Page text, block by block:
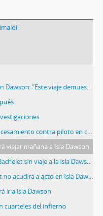
demuestra que triunfamos sobre la adversidad"
contra piloto en caso de DD.HH
viajar mañana a Isla Dawson
sin viaje a la isla Dawson
acudirá a acto en Isla Dawson
ir a isla Dawson
cuarteles del infierno